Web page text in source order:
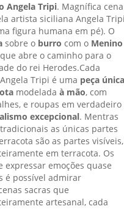
Angela Tripi. Magnífica cena
artista siciliana Angela
figura humana em pé). O
sobre o burro com o Menino
que abre o caminho para o
do rei Herodes.Cada
Tripi é uma peça única
modelada à mão, com
e roupas em verdadeiro
excepcional. Mentras
as únicas partes
são as partes visíveis,
em terracota. Os
expressar emoções quase
é possível admirar
sacras que
artesanal, cada